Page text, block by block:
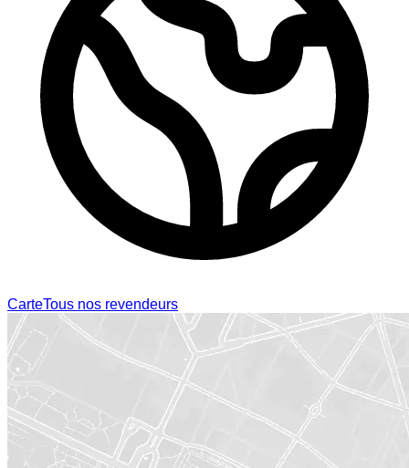
CarteTous nos revendeurs